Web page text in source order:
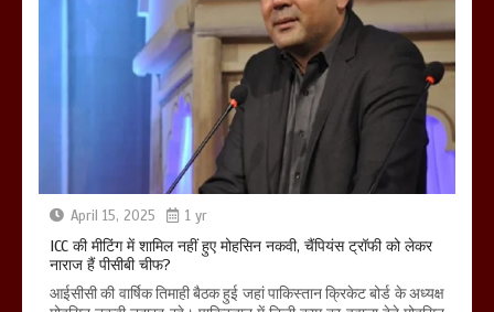
April 15, 2025 1 yr
ICC की मीटिंग में शामिल नहीं हुए मोहसिन नकवी, चैंपियंस ट्रॉफी को लेकर
नाराज हैं पीसीबी चीफ?
आईसीसी की वार्षिक तिमाही बैठक हुई जहां पाकिस्तान क्रिकेट बोर्ड के अध्यक्ष